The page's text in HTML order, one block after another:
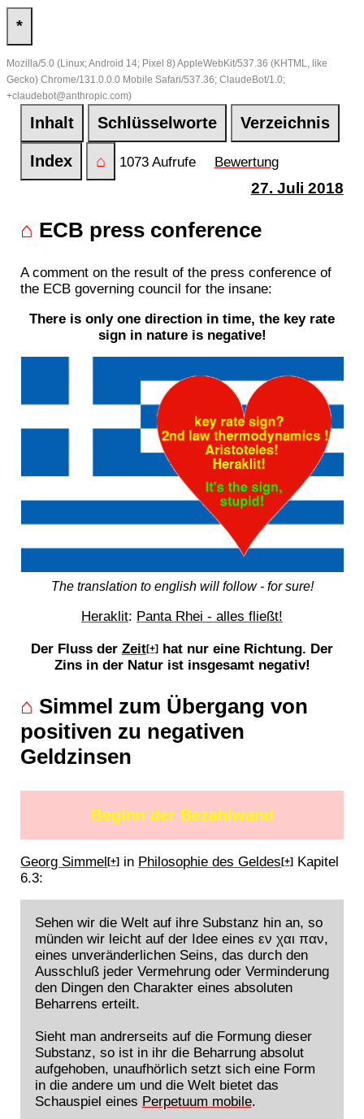
*
Mozilla/5.0 (Linux; Android 14; Pixel 8) AppleWebKit/537.36 (KHTML, like
Gecko) Chrome/131.0.0.0 Mobile Safari/537.36; ClaudeBot/1.0;
+claudebot@anthropic.com)
Inhalt Schlüsselworte Verzeichnis
Index ⌂ 1073 Aufrufe Bewertung
27. Juli 2018
⌂ ECB press conference
A comment on the result of the press conference of
the ECB governing council for the insane:
There is only one direction in time, the key rate
sign in nature is negative!
The translation to english will follow - for sure!
Heraklit: Panta Rhei - alles fließt!
Der Fluss der Zeit[+] hat nur eine Richtung. Der
Zins in der Natur ist insgesamt negativ!
⌂ Simmel zum Übergang von
positiven zu negativen
Geldzinsen
Beginn der Bezahlwand
Georg Simmel[+] in Philosophie des Geldes[+] Kapitel
6.3:
Sehen wir die Welt auf ihre Substanz hin an, so
münden wir leicht auf der Idee eines εν χαι παν,
eines unveränderlichen Seins, das durch den
Ausschluß jeder Vermehrung oder Verminderung
den Dingen den Charakter eines absoluten
Beharrens erteilt.
Sieht man andrerseits auf die Formung dieser
Substanz, so ist in ihr die Beharrung absolut
aufgehoben, unaufhörlich setzt sich eine Form
in die andere um und die Welt bietet das
Schauspiel eines Perpetuum mobile.